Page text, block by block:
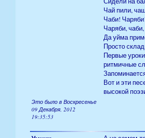
Чай пили,
Чаби!
Чаряби,
Да уйма
Просто
Первые
ритмичные
Вот и эти
высокой
Это было в Воскресенье
09 Декабря, 2012
19:35:53